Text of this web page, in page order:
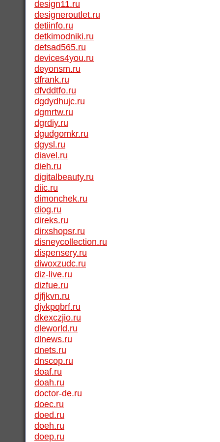
design11.ru
designeroutlet.ru
detiinfo.ru
detkimodniki.ru
detsad565.ru
devices4you.ru
deyonsm.ru
dfrank.ru
dfvddtfo.ru
dgdydhujc.ru
dgmrtw.ru
dgrdiy.ru
dgudgomkr.ru
dgysl.ru
diavel.ru
dieh.ru
digitalbeauty.ru
diic.ru
dimonchek.ru
diog.ru
direks.ru
dirxshopsr.ru
disneycollection.ru
dispensery.ru
diwoxzudc.ru
diz-live.ru
dizfue.ru
djfjkvn.ru
djvkpqbrf.ru
dkexczjio.ru
dleworld.ru
dlnews.ru
dnets.ru
dnscop.ru
doaf.ru
doah.ru
doctor-de.ru
doec.ru
doed.ru
doeh.ru
doep.ru